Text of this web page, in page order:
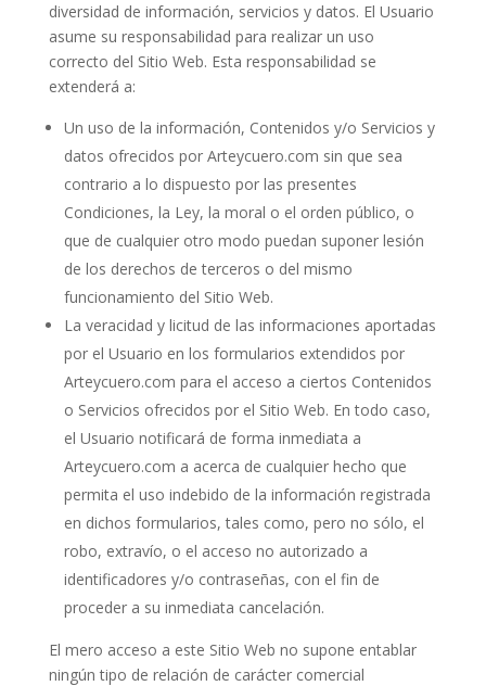
diversidad de información, servicios y datos. El Usuario
asume su responsabilidad para realizar un uso
correcto del Sitio Web. Esta responsabilidad se
extenderá a:
Un uso de la información, Contenidos y/o Servicios y
datos ofrecidos por Arteycuero.com sin que sea
contrario a lo dispuesto por las presentes
Condiciones, la Ley, la moral o el orden público, o
que de cualquier otro modo puedan suponer lesión
de los derechos de terceros o del mismo
funcionamiento del Sitio Web.
La veracidad y licitud de las informaciones aportadas
por el Usuario en los formularios extendidos por
Arteycuero.com para el acceso a ciertos Contenidos
o Servicios ofrecidos por el Sitio Web. En todo caso,
el Usuario notificará de forma inmediata a
Arteycuero.com a acerca de cualquier hecho que
permita el uso indebido de la información registrada
en dichos formularios, tales como, pero no sólo, el
robo, extravío, o el acceso no autorizado a
identificadores y/o contraseñas, con el fin de
proceder a su inmediata cancelación.
El mero acceso a este Sitio Web no supone entablar
ningún tipo de relación de carácter comercial